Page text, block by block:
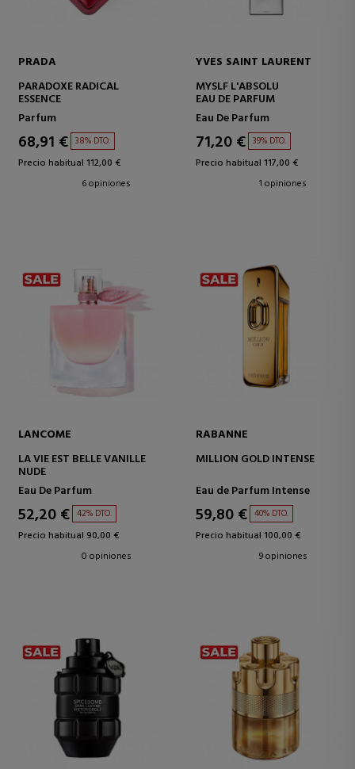
PRADA
PARADOXE RADICAL
ESSENCE
Parfum
68,91 € 38% DTO.
Precio habitual 112,00 €
6 opiniones
YVES SAINT LAURENT
MYSLF L'ABSOLU
EAU DE PARFUM
Eau De Parfum
71,20 € 39% DTO.
Precio habitual 117,00 €
1 opiniones
LANCOME
LA VIE EST BELLE VANILLE
NUDE
Eau De Parfum
52,20 € 42% DTO.
Precio habitual 90,00 €
0 opiniones
RABANNE
MILLION GOLD INTENSE
Eau de Parfum Intense
59,80 € 40% DTO.
Precio habitual 100,00 €
9 opiniones